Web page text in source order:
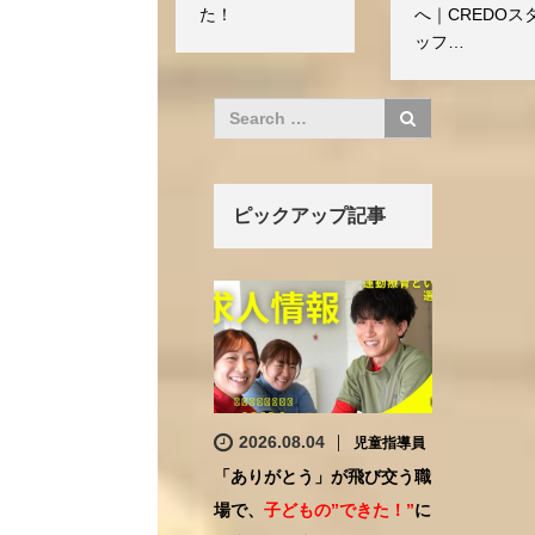
た！
へ｜CREDOス
ッフ…
ピックアップ記事
2026.08.04 児童指導員
「ありがとう」が飛び交う職
場で、子どもの”できた！”に